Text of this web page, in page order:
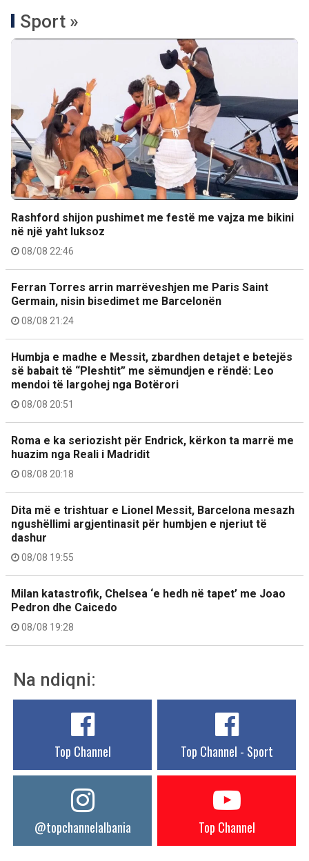
Sport »
Rashford shijon pushimet me festë me vajza me bikini
në një yaht luksoz
08/08 22:46
Ferran Torres arrin marrëveshjen me Paris Saint
Germain, nisin bisedimet me Barcelonën
08/08 21:24
Humbja e madhe e Messit, zbardhen detajet e betejës
së babait të “Pleshtit” me sëmundjen e rëndë: Leo
mendoi të largohej nga Botërori
08/08 20:51
Roma e ka seriozisht për Endrick, kërkon ta marrë me
huazim nga Reali i Madridit
08/08 20:18
Dita më e trishtuar e Lionel Messit, Barcelona mesazh
ngushëllimi argjentinasit për humbjen e njeriut të
dashur
08/08 19:55
Milan katastrofik, Chelsea ‘e hedh në tapet’ me Joao
Pedron dhe Caicedo
08/08 19:28
Na ndiqni:
Top Channel Top Channel - Sport
@topchannelalbania Top Channel